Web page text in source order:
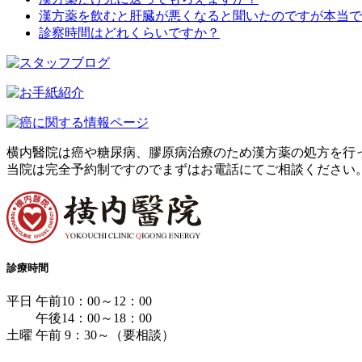
漢方薬を飲むと肝臓が悪くなると聞いたのですが本当
診察時間はどれくらいですか？
横内醫院は癌や糖尿病、膠原病治療のため漢方薬の処方を行
当院は完全予約制ですのでまずはお電話にてご相談ください。
診療時間
平日 午前10：00～12：00
午後14：00～18：00
土曜 午前 9：30～（要相談）